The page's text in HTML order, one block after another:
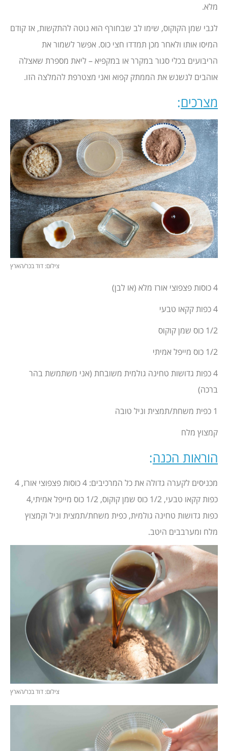
מלא.
לגבי שמן הקוקוס, שימו לב שבחורף הוא נוטה להתקשות, אז קודם
המיסו אותו ולאחר מכן תמדדו חצי כוס. אפשר לשמור את
הריבועים בכלי סגור במקרר או במקפיא – ליאת מספרת שאצלה
אוהבים לנשנש את הממתק קפוא ואני מצטרפת להמלצה הזו.
מצרכים:
צילום: דוד בכר/הארץ
4 כוסות פצפוצי אורז מלא (או לבן)
4 כפות קקאו טבעי
1/2 כוס שמן קוקוס
1/2 כוס מייפל אמיתי
4 כפות גדושות טחינה גולמית משובחת (אני משתמשת בהר
ברכה)
1 כפית משחת/תמצית וניל טובה
קמצוץ מלח
הוראות הכנה:
מכניסים לקערה גדולה את כל המרכיבים: 4 כוסות פצפוצי אורז, 4
כפות קקאו טבעי, 1/2 כוס שמן קוקוס, 1/2 כוס מייפל אמיתי,4
כפות גדושות טחינה גולמית, כפית משחת/תמצית וניל וקמצוץ
מלח ומערבבים היטב.
צילום: דוד בכר/הארץ